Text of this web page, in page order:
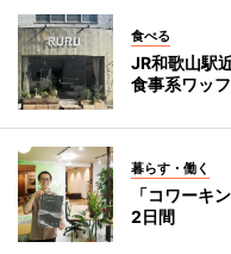
食べる
JR和歌山駅
食事系ワッ
暮らす・働く
「コワーキ
2日間